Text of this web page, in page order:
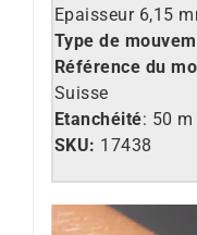
Epaisseur 6,15
Type de
Référence du
Suisse
Etanchéité: 50 m
SKU: 17438